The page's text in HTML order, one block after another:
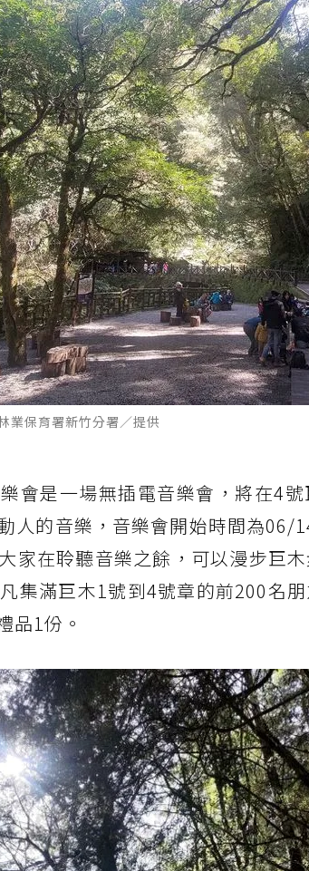
保育署新竹分署／提供
會是一場無插電音樂會，將在4
人的音樂，音樂會開始時間為06/
家在聆聽音樂之餘，可以漫步巨
集滿巨木1號到4號章的前200名
品1份。